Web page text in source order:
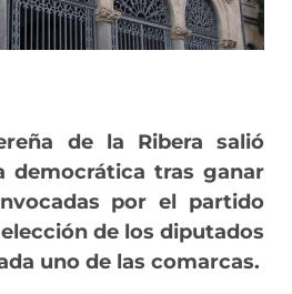
de la Ribera salió
democrática tras ganar
por el partido
de los diputados
uno de las comarcas.